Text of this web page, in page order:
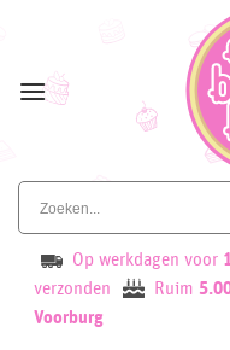
content
Op werkdagen voor
verzonden
Ruim
Voorburg